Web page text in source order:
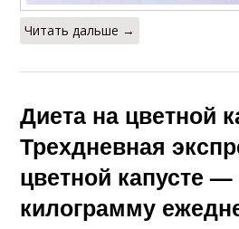
Читать дальше →
Диета на цветной
Трехдневная
цветной капусте
килограмму